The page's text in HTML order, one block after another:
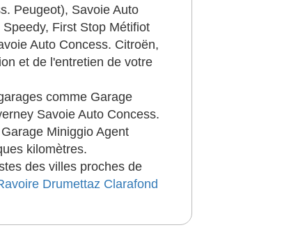
Peugeot), Savoie Auto
First Stop Métifiot
Auto Concess. Citroën,
et de l'entretien de votre
comme Garage
Savoie Auto Concess.
Miniggio Agent
kilomètres.
des villes proches de
Drumettaz Clarafond